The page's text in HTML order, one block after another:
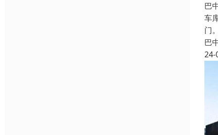
巴
车
门
巴
24-